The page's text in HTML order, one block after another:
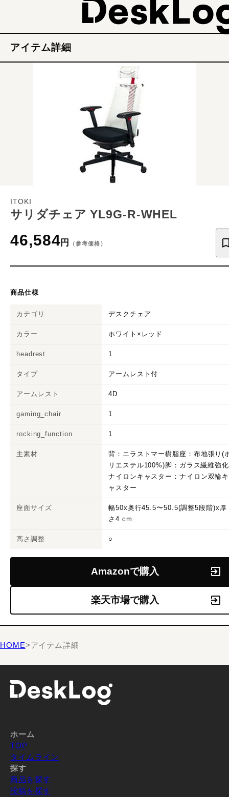
アイテム詳細
ITOKI
サリダチェア YL9G-R-WHEL
46,584円 （参考価格）
商品仕様
カテゴリ デスクチェア
カラー ホワイト×レッド
headrest 1
タイプ アームレスト付
アームレスト 4D
gaming_chair 1
rocking_function 1
主素材
背：エラストマー樹脂座：布地張り(
リエステル100%)脚：ガラス繊維強化
ナイロンキャスター：ナイロン双輪キ
ャスター
座面サイズ
幅50x奥行45.5〜50.5(調整5段階)x厚
さ4 cm
高さ調整 ○
Amazonで購入
楽天市場で購入
HOME>アイテム詳細
ホーム
TOP
タイムライン
探す
商品を探す
投稿を探す